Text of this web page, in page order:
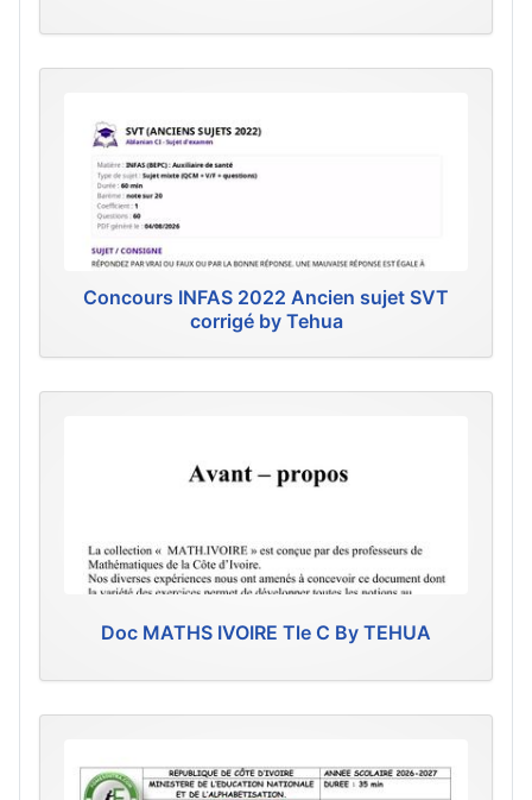
Concours INFAS 2022 Ancien sujet SVT
corrigé by Tehua
Doc MATHS IVOIRE Tle C By TEHUA